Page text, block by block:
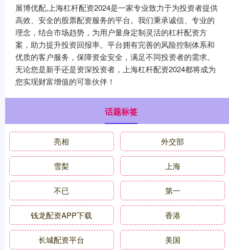
展博优配,上海杠杆配资2024是一家专业致力于为投资者提供
高效、安全的股票配资服务的平台。我们秉承诚信、专业的
理念，结合市场趋势，为用户量身定制灵活的杠杆配资方
案，助力提升投资回报率。平台拥有完善的风险控制体系和
优质的客户服务，保障资金安全，满足不同投资者的需求。
无论您是新手还是资深投资者，上海杠杆配资2024都将成为
您实现财富增值的可靠伙伴！
话题标签
亮相 外交部
雪梨 上海
不已 第一
钱龙配资APP下载 香港
长城配资平台 美国